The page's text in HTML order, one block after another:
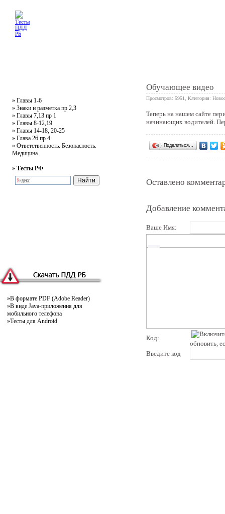
» Главы 1-6
» Знаки и разметка пр 2,3
» Главы 7,13 пр 1
» Главы 8-12,19
» Главы 14-18, 20-25
» Глава 26 пр 4
» Ответственность. Безопасность.
Медицина.
» Тесты РФ
»В формате PDF (Adobe Reader)
»В виде Java-приложения для
мобильного телефона
»Тесты для Android
Обучающее видео
Просмотров: 5951, Категория:
Теперь на нашем сайте
начинающих водителей.
Поделиться…
Оставлено
Добавление
Ваше Имя:
Код:
обновить,
Введите код